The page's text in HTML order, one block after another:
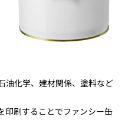
油化学、建材関係、塗料など
印刷することでファンシー缶